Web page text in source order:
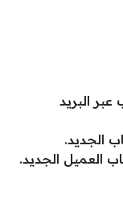
البريد
الجديد.
العميل الجديد.